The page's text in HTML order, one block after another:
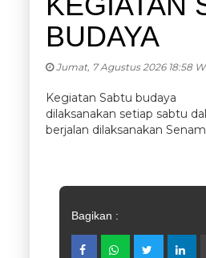
BUDAYA
Jumat, 7 Agustus 2026 18:58
Kegiatan Sabtu budaya
dilaksanakan setiap sabtu
berjalan dilaksanakan
Bagikan :